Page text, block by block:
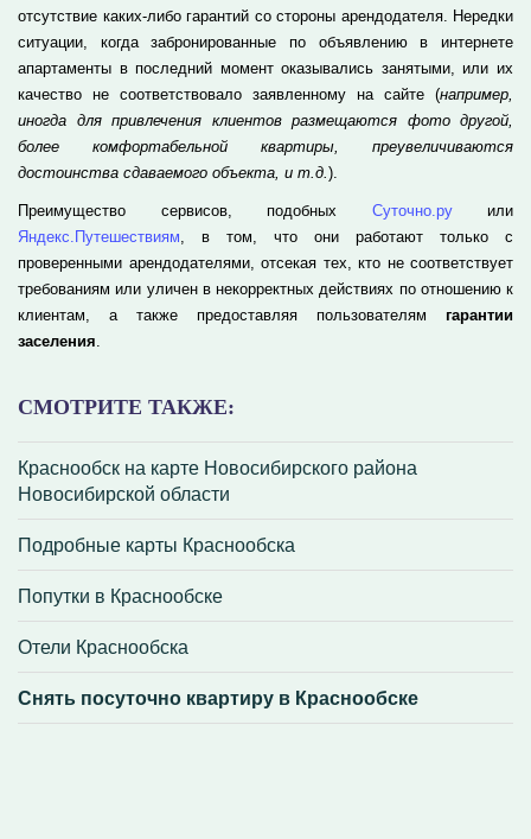
СМОТРИТЕ ТАКЖЕ:
Краснообск на карте Новосибирского района
Новосибирской области
Подробные карты Краснообска
Попутки в Краснообске
Отели Краснообска
Снять посуточно квартиру в Краснообске
отсутствие каких-либо гарантий со стороны арендодателя. Нередки
ситуации, когда забронированные по объявлению в интернете
апартаменты в последний момент оказывались занятыми, или их
качество не соответствовало заявленному на сайте (например,
иногда для привлечения клиентов размещаются фото другой,
более комфортабельной квартиры, преувеличиваются
достоинства сдаваемого объекта, и т.д.).
Преимущество сервисов, подобных Суточно.руили
Яндекс.Путешествиям, в том, что они работают только с
проверенными арендодателями, отсекая тех, кто не соответствует
требованиям или уличен в некорректных действиях по отношению к
клиентам, а также предоставляя пользователям гарантии
заселения.